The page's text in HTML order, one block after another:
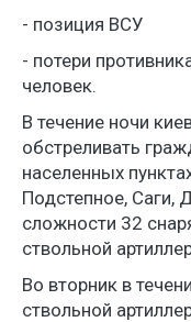
- позиция ВСУ
- потери
человек.
В течение ночи
обстреливать
населенных
Подстепное, Саги,
сложности 32
ствольной
Во вторник в
ствольной